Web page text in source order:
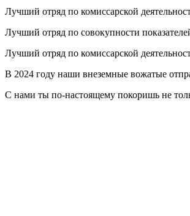
Лучший отряд по комиссарской
Лучший отряд по совокупности
Лучший отряд по комиссарской
В 2024 году наши внеземные вожатые
С нами ты по-настоящему покоришь не